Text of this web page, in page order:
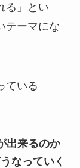
る」とい
テーマにな
ている
出来るのか
なっていく